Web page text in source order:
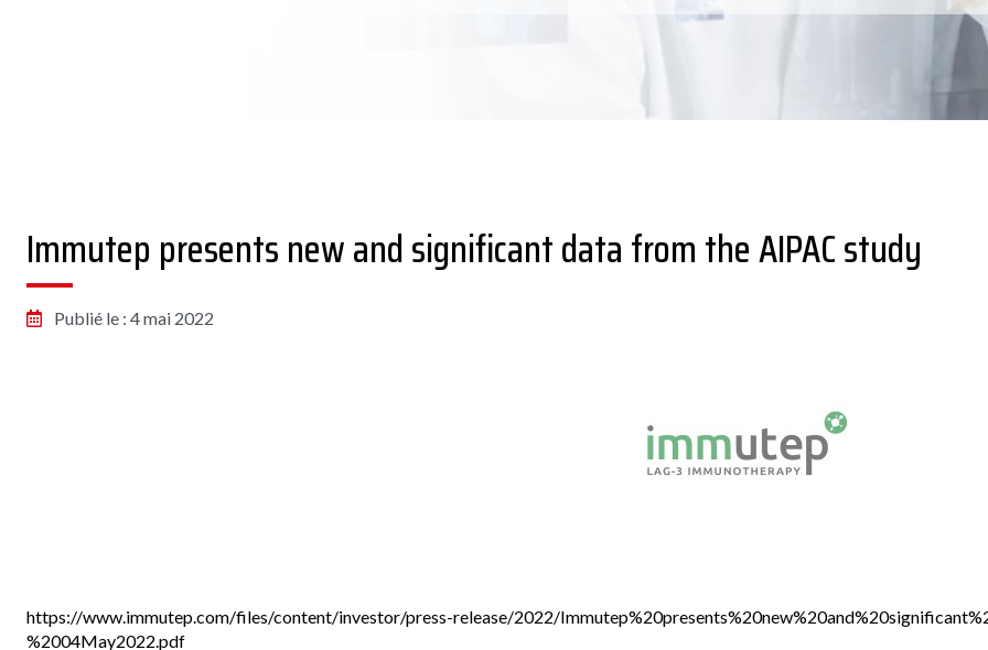
Immutep presents new and significant data from the AIPAC study
Publié le : 4 mai 2022
https://www.immutep.com/files/content/investor/press-release/2022/
%2004May2022.pdf